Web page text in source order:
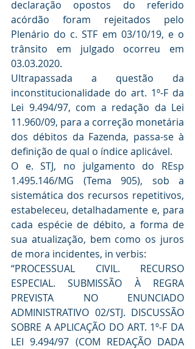
declaração opostos do referido
acórdão foram rejeitados pelo
Plenário do c. STF em 03/10/19, e o
trânsito em julgado ocorreu em
03.03.2020.
Ultrapassada a questão da
inconstitucionalidade do art. 1º-F da
Lei 9.494/97, com a redação da Lei
11.960/09, para a correção monetária
dos débitos da Fazenda, passa-se à
definição de qual o índice aplicável.
O e. STJ, no julgamento do REsp
1.495.146/MG (Tema 905), sob a
sistemática dos recursos repetitivos,
estabeleceu, detalhadamente e, para
cada espécie de débito, a forma de
sua atualização, bem como os juros
de mora incidentes, in verbis:
“PROCESSUAL CIVIL. RECURSO
ESPECIAL. SUBMISSÃO À REGRA
PREVISTA NO ENUNCIADO
ADMINISTRATIVO 02/STJ. DISCUSSÃO
SOBRE A APLICAÇÃO DO ART. 1º-F DA
LEI 9.494/97 (COM REDAÇÃO DADA